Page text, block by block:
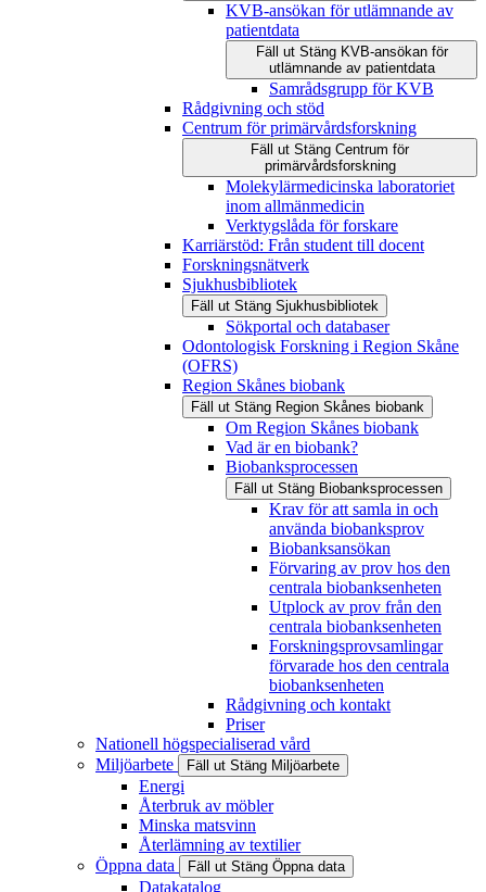
KVB-ansökan för utlämnande av
patientdata
Fäll ut Stäng KVB-ansökan för
utlämnande av patientdata
Samrådsgrupp för KVB
Rådgivning och stöd
Centrum för primärvårdsforskning
Fäll ut Stäng Centrum för
primärvårdsforskning
Molekylärmedicinska laboratoriet
inom allmänmedicin
Verktygslåda för forskare
Karriärstöd: Från student till docent
Forskningsnätverk
Sjukhusbibliotek
Fäll ut Stäng Sjukhusbibliotek
Sökportal och databaser
Odontologisk Forskning i Region Skåne
(OFRS)
Region Skånes biobank
Fäll ut Stäng Region Skånes biobank
Om Region Skånes biobank
Vad är en biobank?
Biobanksprocessen
Fäll ut Stäng Biobanksprocessen
Krav för att samla in och
använda biobanksprov
Biobanksansökan
Förvaring av prov hos den
centrala biobanksenheten
Utplock av prov från den
centrala biobanksenheten
Forskningsprovsamlingar
förvarade hos den centrala
biobanksenheten
Rådgivning och kontakt
Priser
Nationell högspecialiserad vård
Miljöarbete
Fäll ut Stäng Miljöarbete
Energi
Återbruk av möbler
Minska matsvinn
Återlämning av textilier
Öppna data
Fäll ut Stäng Öppna data
Datakatalog